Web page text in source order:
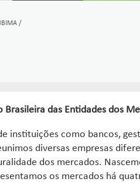
Brasileira das Entidades dos
instituições como bancos,
diversas empresas
dos mercados.
os mercados há